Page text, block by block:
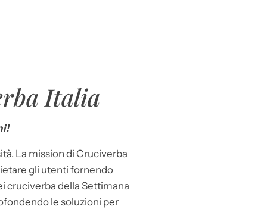
Italia
La mission di Cruciverba
gli utenti fornendo
cruciverba della Settimana
le soluzioni per